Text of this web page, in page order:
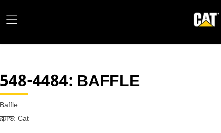
548-4484: BAFFLE
Baffle
ব্র্যান্ড: Cat